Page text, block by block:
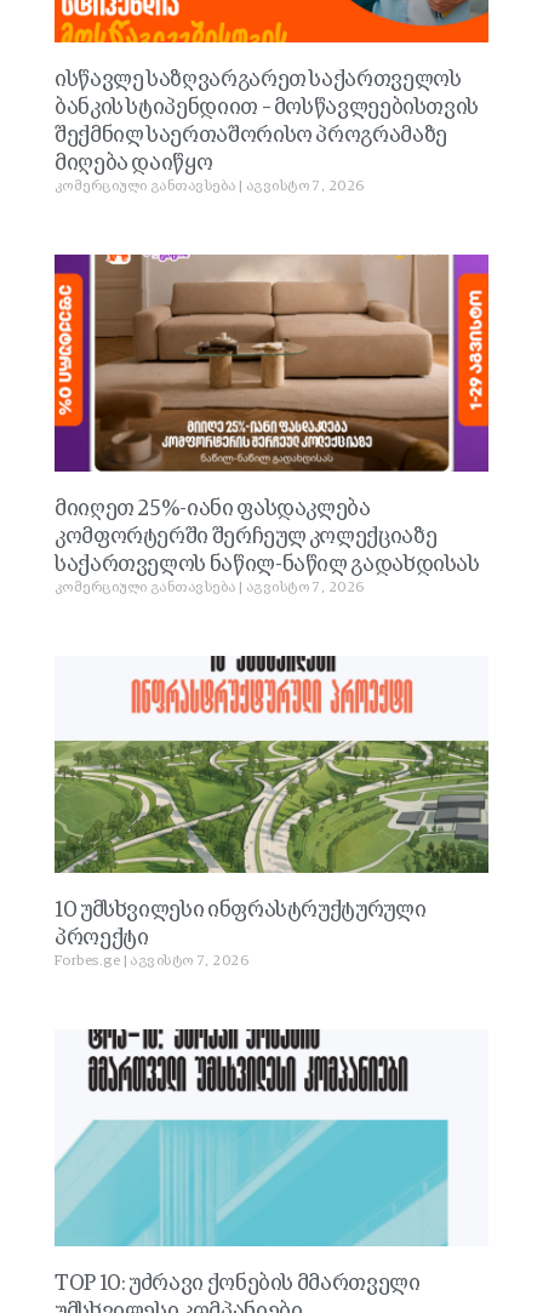
ისწავლე საზღვარგარეთ საქართველოს
ბანკის სტიპენდიით – მოსწავლეებისთვის
შექმნილ საერთაშორისო პროგრამაზე
მიღება დაიწყო
კომერციული განთავსება აგვისტო 7, 2026
მიიღეთ 25%-იანი ფასდაკლება
კომფორტერში შერჩეულ კოლექციაზე
საქართველოს ნაწილ-ნაწილ გადახდისას
კომერციული განთავსება აგვისტო 7, 2026
10 უმსხვილესი ინფრასტრუქტურული
პროექტი
Forbes.ge აგვისტო 7, 2026
TOP 10: უძრავი ქონების მმართველი